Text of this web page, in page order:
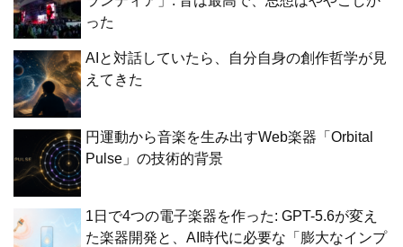
った
AIと対話していたら、自分自身の創作哲学が見
えてきた
円運動から音楽を生み出すWeb楽器「Orbital
Pulse」の技術的背景
1日で4つの電子楽器を作った: GPT-5.6が変え
た楽器開発と、AI時代に必要な「膨大なインプ